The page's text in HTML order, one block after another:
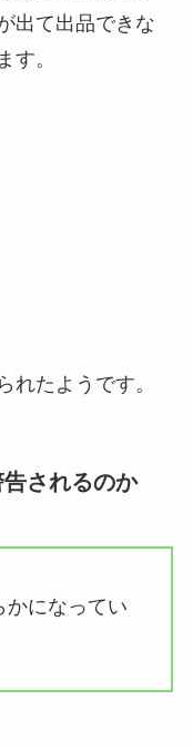
出て出品できな
す。
れたようです。
されるのか
かになってい